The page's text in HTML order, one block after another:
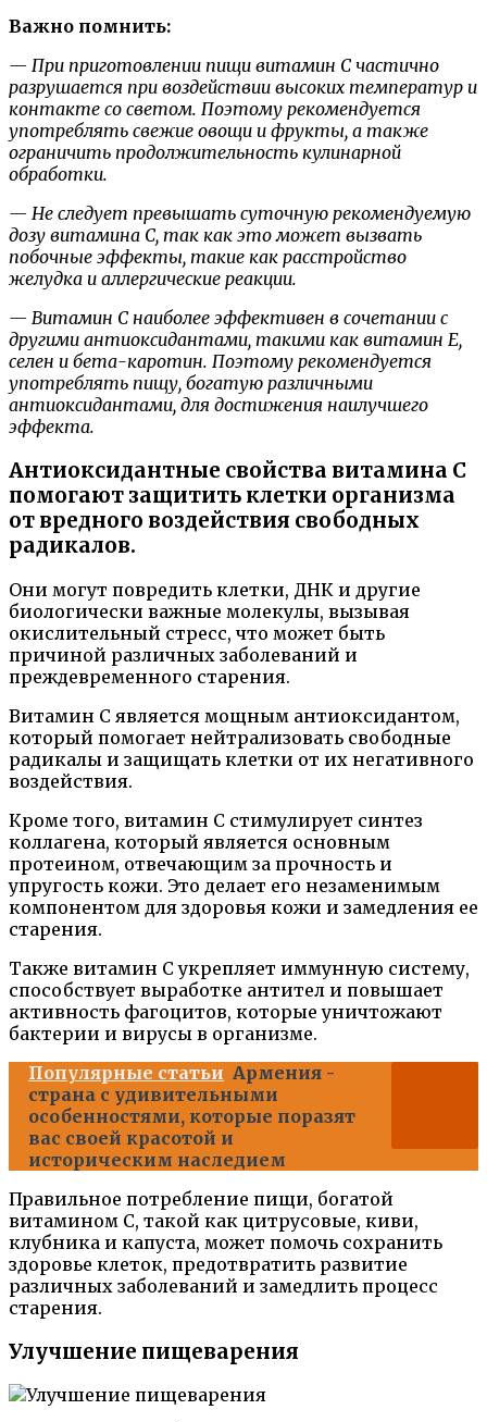
Важно помнить:
— При приготовлении пищи витамин C частично
разрушается при воздействии высоких температур и
контакте со светом. Поэтому рекомендуется
употреблять свежие овощи и фрукты, а также
ограничить продолжительность кулинарной
обработки.
— Не следует превышать суточную рекомендуемую
дозу витамина C, так как это может вызвать
побочные эффекты, такие как расстройство
желудка и аллергические реакции.
— Витамин C наиболее эффективен в сочетании с
другими антиоксидантами, такими как витамин E,
селен и бета-каротин. Поэтому рекомендуется
употреблять пищу, богатую различными
антиоксидантами, для достижения наилучшего
эффекта.
Антиоксидантные свойства витамина С
помогают защитить клетки организма
от вредного воздействия свободных
радикалов.
Они могут повредить клетки, ДНК и другие
биологически важные молекулы, вызывая
окислительный стресс, что может быть
причиной различных заболеваний и
преждевременного старения.
Витамин С является мощным антиоксидантом,
который помогает нейтрализовать свободные
радикалы и защищать клетки от их негативного
воздействия.
Кроме того, витамин С стимулирует синтез
коллагена, который является основным
протеином, отвечающим за прочность и
упругость кожи. Это делает его незаменимым
компонентом для здоровья кожи и замедления ее
старения.
Также витамин С укрепляет иммунную систему,
способствует выработке антител и повышает
активность фагоцитов, которые уничтожают
бактерии и вирусы в организме.
Популярные статьи Армения -
страна с удивительными
особенностями, которые поразят
вас своей красотой и
историческим наследием
Правильное потребление пищи, богатой
витамином С, такой как цитрусовые, киви,
клубника и капуста, может помочь сохранить
здоровье клеток, предотвратить развитие
различных заболеваний и замедлить процесс
старения.
Улучшение пищеварения